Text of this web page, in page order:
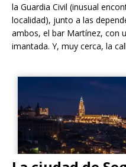
la Guardia Civil (inusual
localidad), junto a las
ambos, el bar Martínez, con
imantada. Y, muy cerca, la